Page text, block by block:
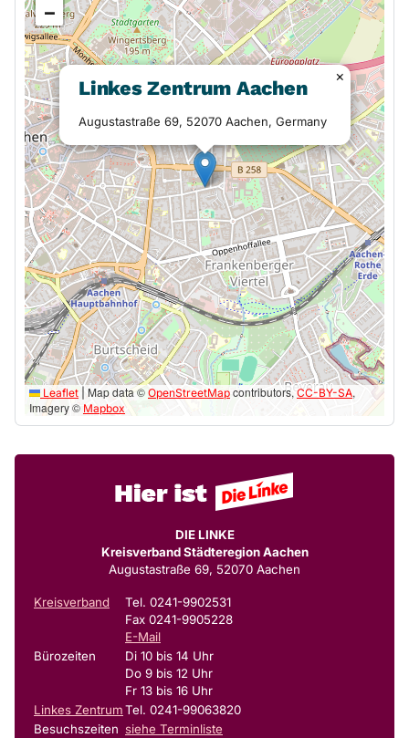
Linkes Zentrum Aachen
Augustastraße 69, 52070 Aachen, Germany
×
−
Leaflet Map data © OpenStreetMap contributors,CC-BY-SA,
Imagery © Mapbox
DIE LINKE
Kreisverband Städteregion Aachen
Augustastraße 69, 52070 Aachen
Kreisverband
Tel. 0241-9902531
Fax 0241-9905228
E-Mail
Bürozeiten
Di 10 bis 14 Uhr
Do 9 bis 12 Uhr
Fr 13 bis 16 Uhr
Linkes ZentrumTel. 0241-99063820
Besuchszeiten siehe Terminliste